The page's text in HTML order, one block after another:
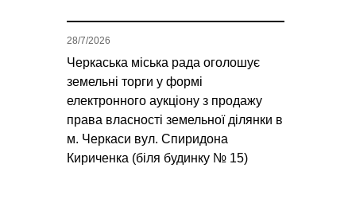
Черкаська міська рада оголошує
земельні торги у формі
електронного аукціону з продажу
права власності земельної ділянки в
м. Черкаси вул. Спиридона
Кириченка (біля будинку № 15)
28/7/2026